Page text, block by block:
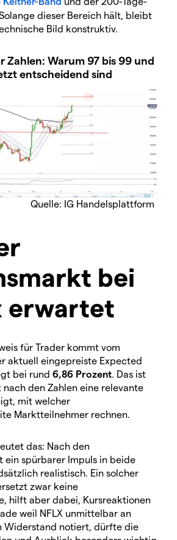
dieser Bereich hält, bleibt
Bild konstruktiv.
Zahlen: Warum 97 bis 99 und
entscheidend sind
Quelle: IG Handelsplattform
bei
erwartet
für Trader kommt vom
aktuell eingepreiste Expected
bei rund 6,86 Prozent. Das ist
den Zahlen eine relevante
mit welcher
Marktteilnehmer rechnen.
das: Nach den
ein spürbarer Impuls in beide
realistisch. Ein solcher
zwar keine
hilft aber dabei, Kursreaktionen
weil NFLX unmittelbar an
Widerstand notiert, dürfte die